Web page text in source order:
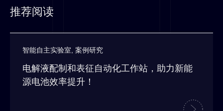
推荐阅读
智能自主实验室 案例研究
电解液配制和表征自动化工作站，助力新能
源电池效率提升！